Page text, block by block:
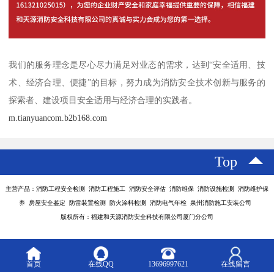
我们的服务理念是尽心尽力满足对业态的需求，达到“安全适用、技
术、经济合理、便捷”的目标，努力成为消防安全技术创新与服务的
探索者、建设项目安全适用与经济合理的实践者。
m.tianyuancom.b2b168.com
Top
主营产品：消防工程安全检测 消防工程施工 消防安全评估 消防维保 消防设施检测 消防维护保
养 房屋安全鉴定 防雷装置检测 防火涂料检测 消防电气年检 泉州消防施工安装公司
版权所有：福建和天源消防安全科技有限公司厦门分公司
首页 在线QQ 13696997621 在线留言